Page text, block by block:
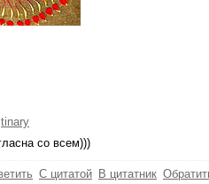
tinary
со всем)))
С цитатой В цитатник